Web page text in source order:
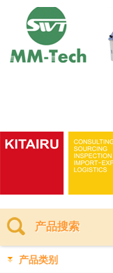
产品搜索
产品类别